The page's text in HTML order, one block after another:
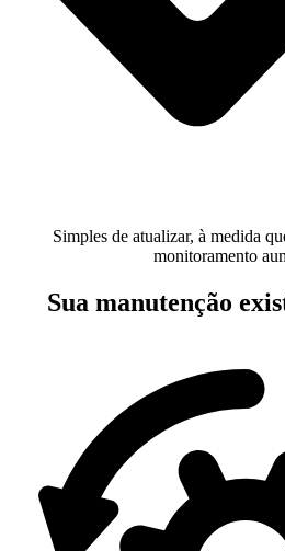
Simples de atualizar, à medida
monitoramento
Sua manutenção